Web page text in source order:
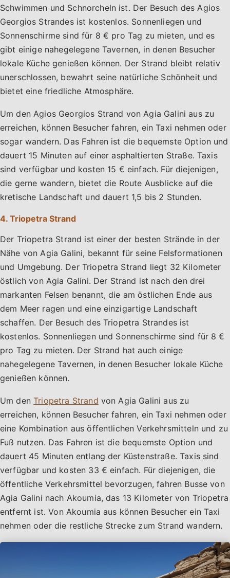
Schwimmen und Schnorcheln ist. Der Besuch des Agios
Georgios Strandes ist kostenlos. Sonnenliegen und
Sonnenschirme sind für 8 € pro Tag zu mieten, und es
gibt einige nahegelegene Tavernen, in denen Besucher
lokale Küche genießen können. Der Strand bleibt relativ
unerschlossen, bewahrt seine natürliche Schönheit und
bietet eine friedliche Atmosphäre.
Um den Agios Georgios Strand von Agia Galini aus zu
erreichen, können Besucher fahren, ein Taxi nehmen oder
sogar wandern. Das Fahren ist die bequemste Option und
dauert 15 Minuten auf einer asphaltierten Straße. Taxis
sind verfügbar und kosten 15 € einfach. Für diejenigen,
die gerne wandern, bietet die Route Ausblicke auf die
kretische Landschaft und dauert 1,5 bis 2 Stunden.
4. Triopetra Strand
Der Triopetra Strand ist einer der besten Strände in der
Nähe von Agia Galini, bekannt für seine Felsformationen
und Umgebung. Der Triopetra Strand liegt 32 Kilometer
östlich von Agia Galini. Der Strand ist nach den drei
markanten Felsen benannt, die am östlichen Ende aus
dem Meer ragen und eine einzigartige Landschaft
schaffen. Der Besuch des Triopetra Strandes ist
kostenlos. Sonnenliegen und Sonnenschirme sind für 8 €
pro Tag zu mieten. Der Strand hat auch einige
nahegelegene Tavernen, in denen Besucher lokale Küche
genießen können.
Um denTriopetra Strand von Agia Galini aus zu
erreichen, können Besucher fahren, ein Taxi nehmen oder
eine Kombination aus öffentlichen Verkehrsmitteln und zu
Fuß nutzen. Das Fahren ist die bequemste Option und
dauert 45 Minuten entlang der Küstenstraße. Taxis sind
verfügbar und kosten 33 € einfach. Für diejenigen, die
öffentliche Verkehrsmittel bevorzugen, fahren Busse von
Agia Galini nach Akoumia, das 13 Kilometer von Triopetra
entfernt ist. Von Akoumia aus können Besucher ein Taxi
nehmen oder die restliche Strecke zum Strand wandern.